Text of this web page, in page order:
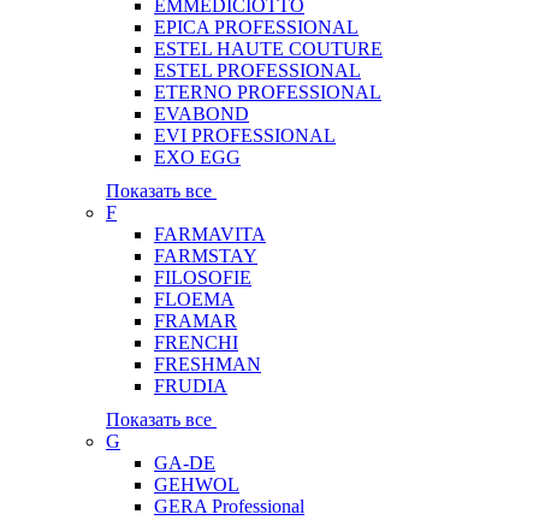
EMMEDICIOTTO
EPICA PROFESSIONAL
ESTEL HAUTE COUTURE
ESTEL PROFESSIONAL
ETERNO PROFESSIONAL
EVABOND
EVI PROFESSIONAL
EXO EGG
Показать все
F
FARMAVITA
FARMSTAY
FILOSOFIE
FLOEMA
FRAMAR
FRENCHI
FRESHMAN
FRUDIA
Показать все
G
GA-DE
GEHWOL
GERA Professional